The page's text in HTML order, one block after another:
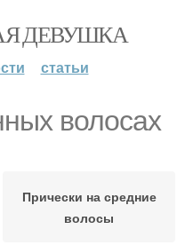
ДЕВУШКА
статьи
волосах
Прически на средние
волосы